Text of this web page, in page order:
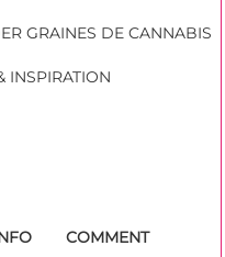
GRAINES DE CANNABIS
INSPIRATION
COMMENT